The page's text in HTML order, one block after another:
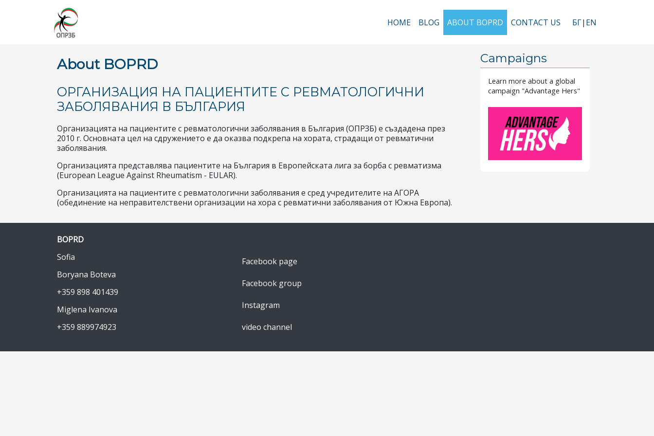
Main navigation
HOME BLOG ABOUT BOPRD CONTACT US БГ EN
About BOPRD
ОРГАНИЗАЦИЯ НА ПАЦИЕНТИТЕ С РЕВМАТОЛОГИЧНИ
ЗАБОЛЯВАНИЯ В БЪЛГАРИЯ
Организацията на пациентите с ревматологични заболявания в България (ОПРЗБ) е създадена през
2010 г. Основната цел на сдружението е да оказва подкрепа на хората, страдащи от ревматични
заболявания.
Организацията представлява пациентите на България в Европейската лига за борба с ревматизма
(European League Against Rheumatism - EULAR).
Организацията на пациентите с ревматологични заболявания е сред учредителите на АГОРА
(обединение на неправителствени организации на хора с ревматични заболявания от Южна Европа).
Campaigns
Learn more about a global
campaign "Advantage Hers"
BOPRD
Sofia
Boryana Boteva
+359 898 401439
Miglena Ivanova
+359 889974923
Facebook page
Facebook group
Instagram
video channel